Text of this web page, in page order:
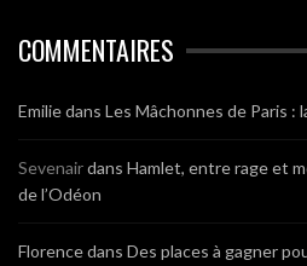
COMMENTAIRES
Emiliedans Les Mâchonnes de Paris :
Sevenairdans Hamlet, entre rage et
de l’Odéon
Florencedans Des places à gagner